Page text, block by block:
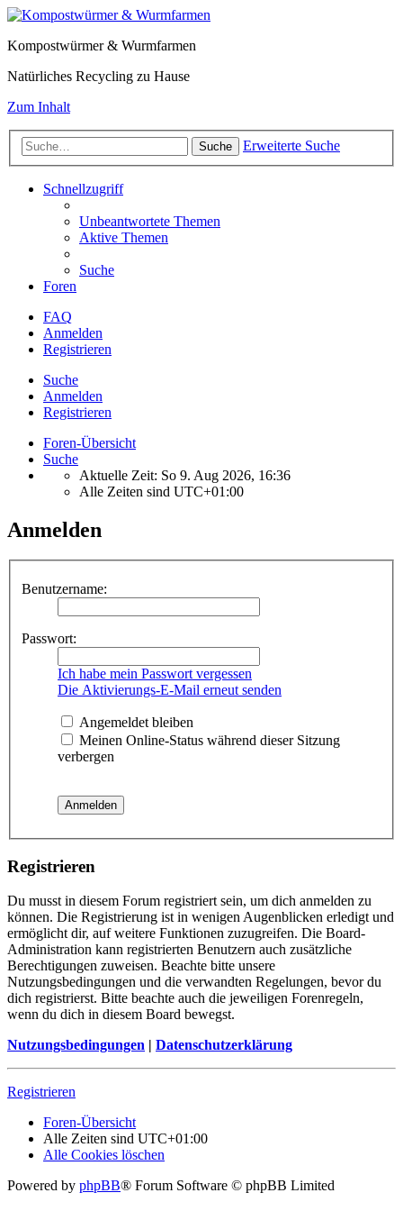
Kompostwürmer & Wurmfarmen
Natürliches Recycling zu Hause
Zum Inhalt
Suche Erweiterte Suche
Schnellzugriff
Unbeantwortete Themen
Aktive Themen
Suche
Foren
FAQ
Anmelden
Registrieren
Suche
Anmelden
Registrieren
Foren-Übersicht
Suche
Aktuelle Zeit: So 9. Aug 2026, 16:36
Alle Zeiten sind UTC+01:00
Anmelden
Benutzername:
Passwort:
Ich habe mein Passwort vergessen
Die Aktivierungs-E-Mail erneut senden
Angemeldet bleiben
Meinen Online-Status während dieser Sitzung
verbergen
Registrieren
Du musst in diesem Forum registriert sein, um dich anmelden zu
können. Die Registrierung ist in wenigen Augenblicken erledigt und
ermöglicht dir, auf weitere Funktionen zuzugreifen. Die Board-
Administration kann registrierten Benutzern auch zusätzliche
Berechtigungen zuweisen. Beachte bitte unsere
Nutzungsbedingungen und die verwandten Regelungen, bevor du
dich registrierst. Bitte beachte auch die jeweiligen Forenregeln,
wenn du dich in diesem Board bewegst.
Nutzungsbedingungen | Datenschutzerklärung
Registrieren
Foren-Übersicht
Alle Zeiten sind UTC+01:00
Alle Cookies löschen
Powered by phpBB® Forum Software © phpBB Limited